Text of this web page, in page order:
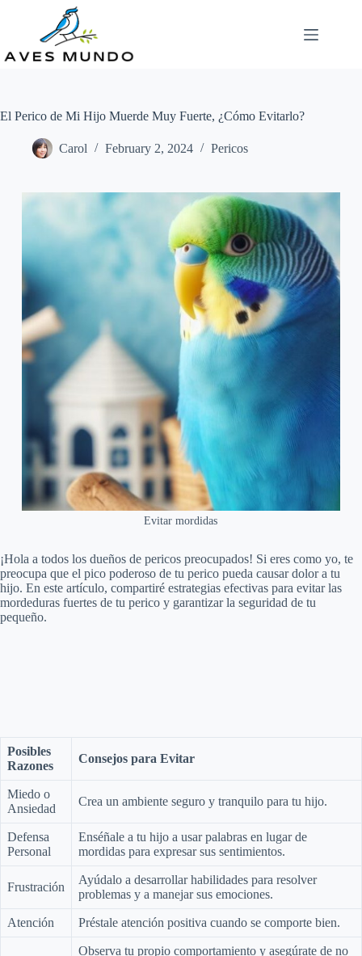
El Perico de Mi Hijo Muerde Muy Fuerte, ¿Cómo Evitarlo?
Carol February 2, 2024 Pericos
Evitar mordidas
¡Hola a todos los dueños de pericos preocupados! Si eres como yo, te
preocupa que el pico poderoso de tu perico pueda causar dolor a tu
hijo. En este artículo, compartiré estrategias efectivas para evitar las
mordeduras fuertes de tu perico y garantizar la seguridad de tu
pequeño.
Posibles
Razones
Consejos para Evitar
Miedo o
Ansiedad
Crea un ambiente seguro y tranquilo para tu hijo.
Defensa
Personal
Enséñale a tu hijo a usar palabras en lugar de
mordidas para expresar sus sentimientos.
Frustración
Ayúdalo a desarrollar habilidades para resolver
problemas y a manejar sus emociones.
Atención Préstale atención positiva cuando se comporte bien.
Observa tu propio comportamiento y asegúrate de no